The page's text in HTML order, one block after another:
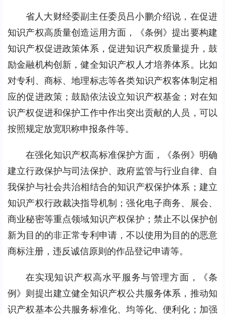
省人大财经委副主任委员吕小鹏介绍说，在促进
知识产权高质量创造运用方面，《条例》提出要构建
知识产权促进政策体系，促进知识产权质量提升，鼓
励金融机构创新，健全知识产权人才培养体系。比如
对专利、商标、地理标志等各类知识产权客体制定相
应的促进政策；鼓励依法设立知识产权基金；对在知
识产权促进和保护工作中作出突出贡献的人员，可以
按照规定放宽职称申报条件等。
在强化知识产权高标准保护方面，《条例》明确
建立行政保护与司法保护、政府监管与行业自律、自
我保护与社会共治相结合的知识产权保护体系；建立
知识产权行政裁决指导机制；强化电子商务、展会、
商业秘密等重点领域知识产权保护；禁止不以保护创
新为目的的非正常专利申请，不以使用为目的的恶意
商标注册，违反诚信原则的作品登记申请等。
在实现知识产权高水平服务与管理方面，《条
例》则提出建立健全知识产权公共服务体系，推动知
识产权基本公共服务标准化、均等化、便利化；加强